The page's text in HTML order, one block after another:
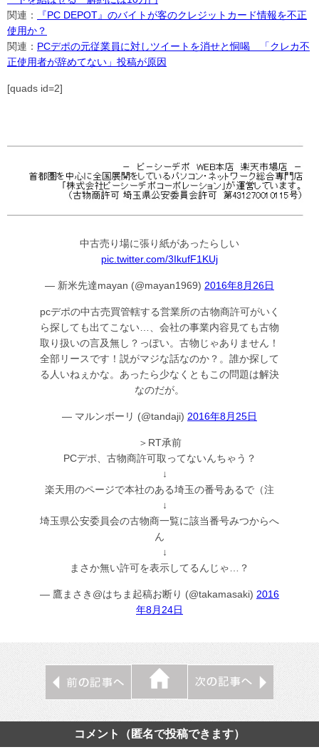
関連：
『PC DEPOT』のバイトが客のクレジットカード情報を不正
使用か？
関連： PCデポの元従業員に対しツイートを消せと恫喝 「クレカ不
正使用者が辞めてない」投稿が原因
[quads id=2]
中古売り場に張り紙があったらしい
pic.twitter.com/3IkufF1KUj
— 新米先達mayan (@mayan1969) 2016年8月26日
pcデポの中古売買管轄する営業所の古物商許可がいく
ら探しても出てこない…、会社の事業内容見ても古物
取り扱いの言及無し？っぽい。古物じゃありません！
全部リースです！説がマジな話なのか？。誰か探して
る人いねぇかな。あったら少なくともこの問題は解決
なのだが。
— マルンボーリ (@tandaji) 2016年8月25日
＞RT承前
PCデポ、古物商許可取ってないんちゃう？
↓
楽天用のページで本社のある埼玉の番号あるで（注
↓
埼玉県公安委員会の古物商一覧に該当番号みつからへ
ん
↓
まさか無い許可を表示してるんじゃ…？
— 鷹まさき@はちま起稿お断り (@takamasaki) 2016
年8月24日
コメント（匿名で投稿できます）